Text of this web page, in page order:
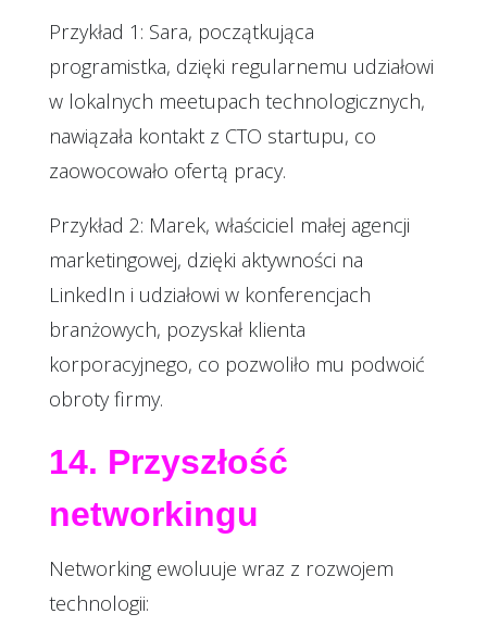
Przykład 1: Sara, początkująca
programistka, dzięki regularnemu udziałowi
w lokalnych meetupach technologicznych,
nawiązała kontakt z CTO startupu, co
zaowocowało ofertą pracy.
Przykład 2: Marek, właściciel małej agencji
marketingowej, dzięki aktywności na
LinkedIn i udziałowi w konferencjach
branżowych, pozyskał klienta
korporacyjnego, co pozwoliło mu podwoić
obroty firmy.
14. Przyszłość
networkingu
Networking ewoluuje wraz z rozwojem
technologii: